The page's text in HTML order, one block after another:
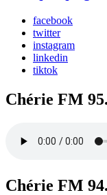
facebook
twitter
instagram
linkedin
tiktok
Chérie FM
Chérie FM